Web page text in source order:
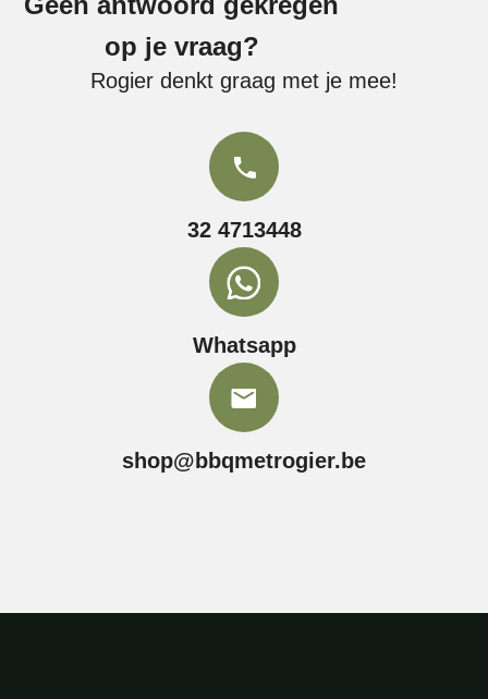
op je vraag?
Rogier denkt graag met je mee!
32 4713448
Whatsapp
shop@bbqmetrogier.be